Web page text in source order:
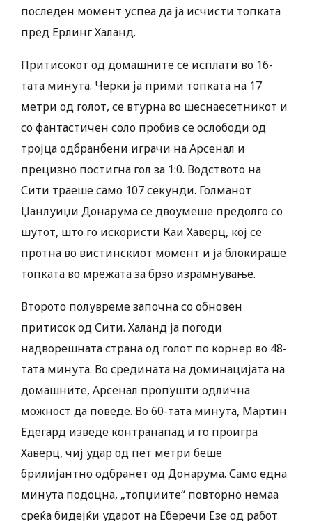
последен момент успеа да ја исчисти топката
пред Ерлинг Халанд.
Притисокот од домашните се исплати во 16-
тата минута. Черки ја прими топката на 17
метри од голот, се втурна во шеснаесетникот и
со фантастичен соло пробив се ослободи од
тројца одбранбени играчи на Арсенал и
прецизно постигна гол за 1:0. Водството на
Сити траеше само 107 секунди. Голманот
Џанлуиџи Донарума се двоумеше предолго со
шутот, што го искористи Каи Хаверц, кој се
протна во вистинскиот момент и ја блокираше
топката во мрежата за брзо израмнување.
Второто полувреме започна со обновен
притисок од Сити. Халанд ја погоди
надворешната страна од голот по корнер во 48-
тата минута. Во средината на доминацијата на
домашните, Арсенал пропушти одлична
можност да поведе. Во 60-тата минута, Мартин
Едегард изведе контранапад и го проигра
Хаверц, чиј удар од пет метри беше
брилијантно одбранет од Донарума. Само една
минута подоцна, „топџиите“ повторно немаа
среќа бидејќи ударот на Еберечи Езе од работ